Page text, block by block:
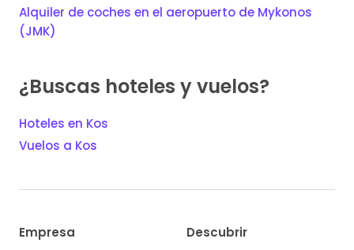
Alquiler de coches en el aeropuerto de Mykonos
(JMK)
¿Buscas hoteles y vuelos?
Hoteles en Kos
Vuelos a Kos
Empresa Descubrir